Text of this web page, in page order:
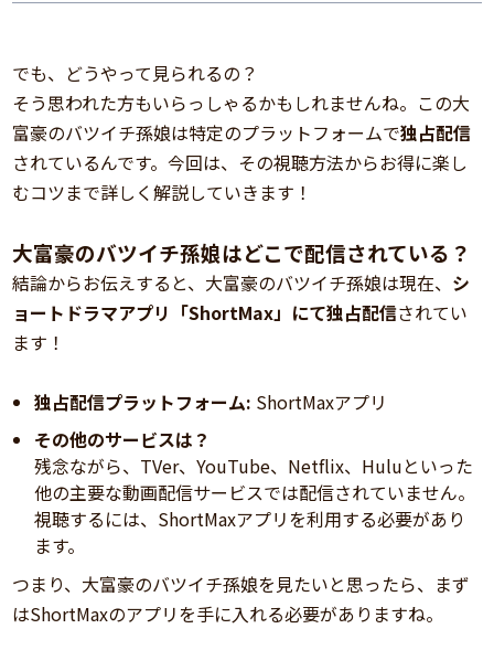
でも、どうやって見られるの？
そう思われた方もいらっしゃるかもしれませんね。この大
富豪のバツイチ孫娘は特定のプラットフォームで独占配信
されているんです。今回は、その視聴方法からお得に楽し
むコツまで詳しく解説していきます！
大富豪のバツイチ孫娘はどこで配信されている？
結論からお伝えすると、大富豪のバツイチ孫娘は現在、 シ
ョートドラマアプリ「ShortMax」にて独占配信されてい
ます！
独占配信プラットフォーム: ShortMaxアプリ
その他のサービスは？
残念ながら、TVer、YouTube、Netflix、Huluといった
他の主要な動画配信サービスでは配信されていません。
視聴するには、ShortMaxアプリを利用する必要があり
ます。
つまり、大富豪のバツイチ孫娘を見たいと思ったら、まず
はShortMaxのアプリを手に入れる必要がありますね。